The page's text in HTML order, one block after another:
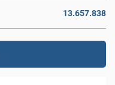
13.657.838